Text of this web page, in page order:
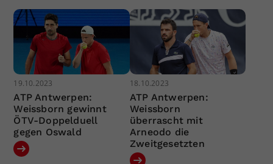
19.10.2023
ATP Antwerpen:
Weissborn gewinnt
ÖTV-Doppelduell
gegen Oswald
18.10.2023
ATP Antwerpen:
Weissborn
überrascht mit
Arneodo die
Zweitgesetzten